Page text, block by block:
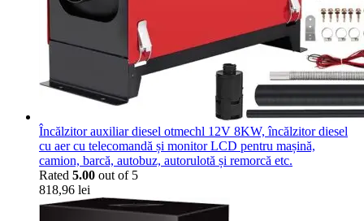
Încălzitor auxiliar diesel otmechl 12V 8KW, încălzitor diesel
cu aer cu telecomandă și monitor LCD pentru mașină,
camion, barcă, autobuz, autorulotă și remorcă etc.
Rated 5.00 out of 5
818,96 lei